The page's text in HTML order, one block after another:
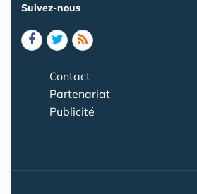
Suivez-nous
Contact
Partenariat
Publicité